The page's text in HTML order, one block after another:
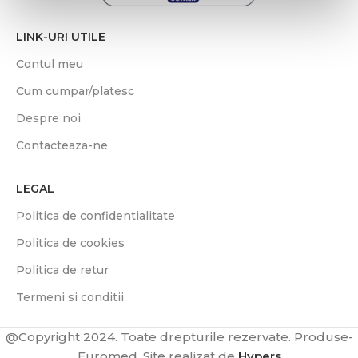
LINK-URI UTILE
Contul meu
Cum cumpar/platesc
Despre noi
Contacteaza-ne
LEGAL
Politica de confidentialitate
Politica de cookies
Politica de retur
Termeni si conditii
@Copyright 2024. Toate drepturile rezervate. Produse-